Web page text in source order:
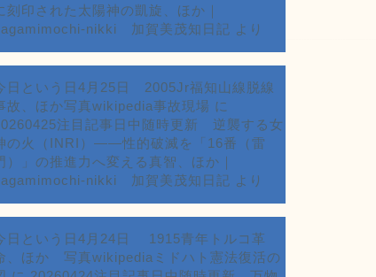
刻印された太陽神の凱旋、ほか｜
nikki 加賀美茂知日記 より
日という日4月25日 2005Jr福知山線脱線
故、ほか写真wikipedia事故現場 に
注目記事日中随時更新 逆襲する女
の火（INRI）――性的破滅を「16番（雷
）」の推進力へ変える真智、ほか｜
nikki 加賀美茂知日記 より
日という日4月24日 1915青年トルコ革
、ほか 写真wikipediaミドハト憲法復活の